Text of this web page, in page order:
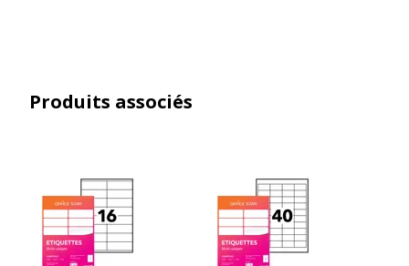
Caractéristiques environnementales
Caractéristiques environnementales
Données d'identification
Données d'identification
Code barre maitre 5014702025600
Produits associés